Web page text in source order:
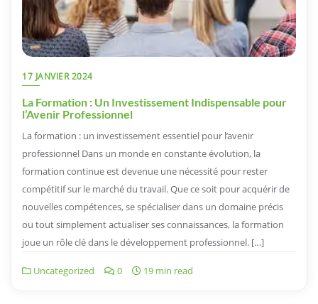
17 JANVIER 2024
La Formation : Un Investissement Indispensable pour
l’Avenir Professionnel
La formation : un investissement essentiel pour l’avenir
professionnel Dans un monde en constante évolution, la
formation continue est devenue une nécessité pour rester
compétitif sur le marché du travail. Que ce soit pour acquérir de
nouvelles compétences, se spécialiser dans un domaine précis
ou tout simplement actualiser ses connaissances, la formation
joue un rôle clé dans le développement professionnel. […]
Uncategorized 0 19 min read